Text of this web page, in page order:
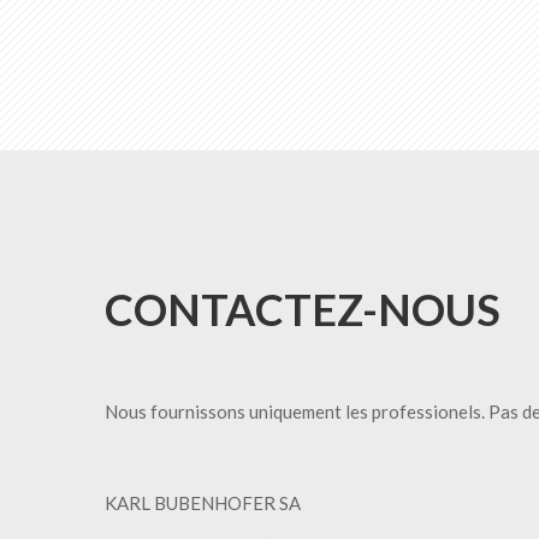
CONTACTEZ-NOUS
Nous fournissons uniquement les professionels. Pas
KARL BUBENHOFER SA